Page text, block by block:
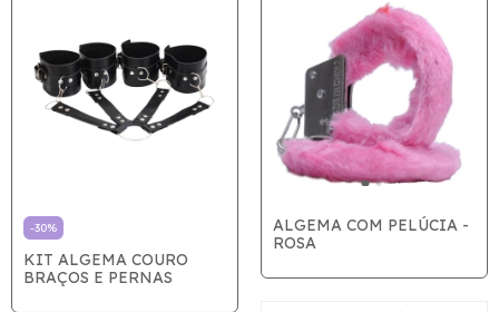
-30%
KIT ALGEMA COURO
BRAÇOS E PERNAS
ALGEMA COM PELÚCIA -
ROSA